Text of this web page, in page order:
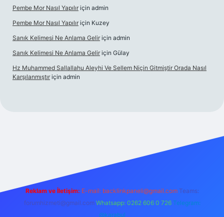
Pembe Mor Nasıl Yapılır için admin
Pembe Mor Nasıl Yapılır için Kuzey
Sanık Kelimesi Ne Anlama Gelir için admin
Sanık Kelimesi Ne Anlama Gelir için Gülay
Hz Muhammed Sallallahu Aleyhi Ve Sellem Niçin Gitmiştir Orada Nasıl
Karşılanmıştır için admin
Reklam ve İletişim: E-mail: backlinkpaneli@gmail.com Teams:
forumhizmeti@gmail.com Whatsapp: 0262 606 0 726 Telegram:
@karabul